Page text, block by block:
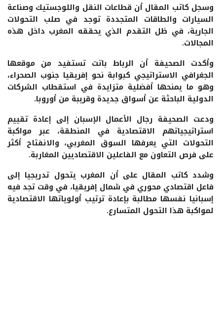
وسجل كاتب المقال أن قطاعات النقل واللوجستيك وصناعة
السيارات والطاقات المتجددة توجد في صلب التحولات
الجارية، في ظل التقدم الذي يحققه المغرب داخل هذه
المجالات.
وأكدت الصحيفة أن الرباط باتت تستفيد من موقعها
الجغرافي الاستراتيجي كبوابة نحو إفريقيا جنوب الصحراء،
وهو ما يمنحها أفضلية متزايدة في استقطاب الشركات
الدولية الباحثة عن أسواق جديدة وقريبة من أوروبا.
ودعت الصحيفة رجال الأعمال الإسبان إلى إعادة تقييم
استراتيجياتهم الاقتصادية في المنطقة، عبر مواكبة
التحولات التي يعرفها السوق المغربي، والانفتاح أكثر
على فرص التعاون مع الفاعلين الاقتصاديين المغاربة.
وشدد كاتب المقال على أن المغرب يتحول تدريجيا إلى
فاعل اقتصادي محوري في شمال إفريقيا، في وقت تجد فيه
إسبانيا نفسها مطالبة بإعادة ترتيب أولوياتها الاقتصادية
لمواكبة هذا التحول المتسارع.